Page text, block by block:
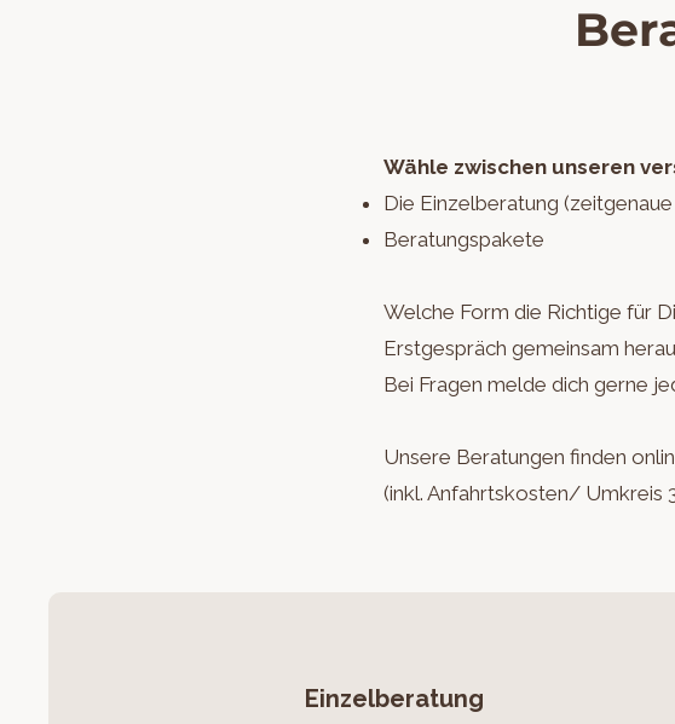
Wähle zwischen unseren
Die Einzelberatung
Beratungspakete
Welche Form die Richtige für
Erstgespräch gemeinsam
Bei Fragen melde dich gerne
Unsere Beratungen finden
(inkl. Anfahrtskosten/ Umkreis
Einzelberatung